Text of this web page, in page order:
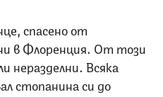
спасено от
в Флоренция. От този
неразделни. Всяка
стопанина си до